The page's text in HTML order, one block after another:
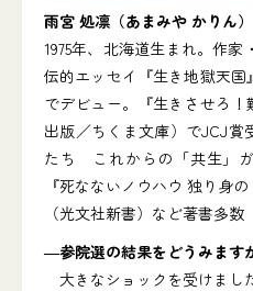
雨宮 処凛（あまみや かりん）
1975年、北海道生まれ。作
伝的エッセイ『生き地獄天国
でデビュー。『生きさせろ
出版／ちくま文庫）でJCJ賞
たち これからの「共生」ガ
『死なないノウハウ 独り身
（光文社新書）など著書多数
―参院選の結果をどうみます
大きなショックを受けまし